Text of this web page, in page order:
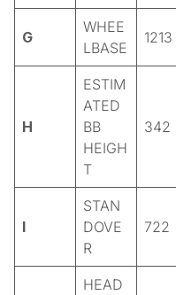
G
WHEE
LBASE
1213
H
ESTIM
ATED
BB
HEIGH
T
342
I
STAN
DOVE
R
722
HEAD